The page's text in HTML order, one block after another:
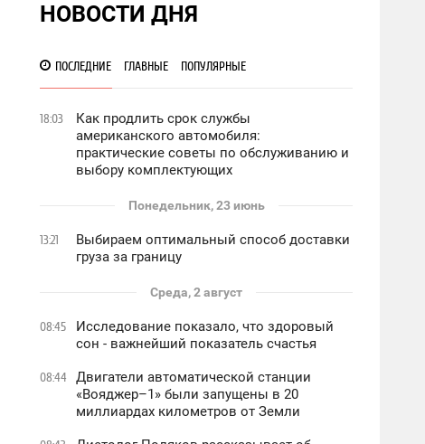
НОВОСТИ ДНЯ
ПОСЛЕДНИЕ ГЛАВНЫЕ ПОПУЛЯРНЫЕ
18:03
Как продлить срок службы
американского автомобиля:
практические советы по обслуживанию и
выбору комплектующих
Понедельник, 23 июнь
13:21
Выбираем оптимальный способ доставки
груза за границу
Среда, 2 август
08:45
Исследование показало, что здоровый
сон - важнейший показатель счастья
08:44
Двигатели автоматической станции
«Вояджер–1» были запущены в 20
миллиардах километров от Земли